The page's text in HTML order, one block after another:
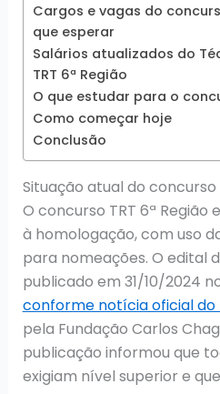
Cargos e vagas do
que esperar
Salários atualizados do
TRT 6ª Região
O que estudar para o
Como começar hoje
Conclusão
Situação atual do concurso
O concurso TRT 6ª
à homologação, com uso
para nomeações. O edital
publicado em 31/10/2024
conforme notícia oficial do
pela Fundação Carlos
publicação informou que
exigiam nível superior e